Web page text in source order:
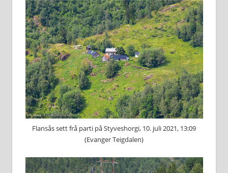
Flansås sett frå parti på Styveshorgi, 10. juli 2021, 13:09
(Evanger Teigdalen)